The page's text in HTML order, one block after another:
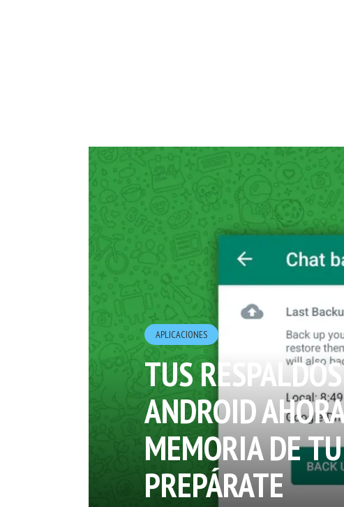
APLICACIONES
TUS
ANDROID
MEMORIA DE
PREPÁRATE